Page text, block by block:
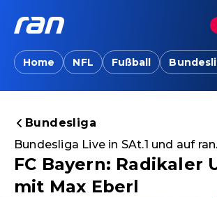
Home NFL Fußball
Bundesliga
Bundesliga Live in SAt.1 und auf
FC Bayern: Radikaler
mit Max Eberl